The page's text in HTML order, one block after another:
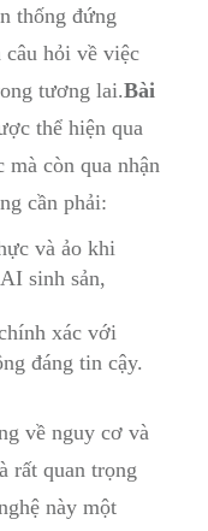
thống đứng
hỏi về việc
tương lai.Bài
thể hiện qua
còn qua nhận
cần phải:
và ảo khi
sinh sản,
xác với
đáng tin cậy.
về nguy cơ và
rất quan trọng
này một